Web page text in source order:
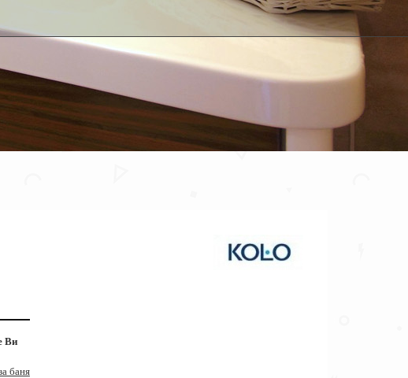
Ви
баня